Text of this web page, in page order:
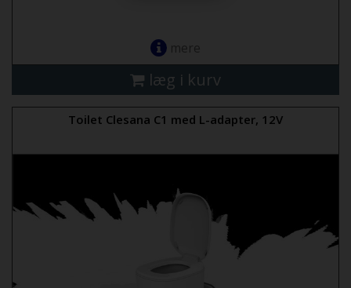
mere
læg i kurv
Toilet Clesana C1 med L-adapter, 12V